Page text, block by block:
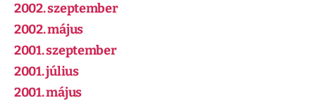
2002. szeptember
2002. május
2001. szeptember
2001. július
2001. május